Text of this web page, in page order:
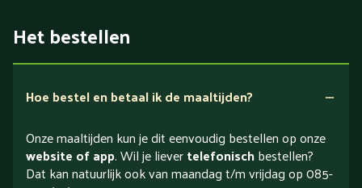
Het bestellen
Hoe bestel en betaal ik de maaltijden?
Onze maaltijden kun je dit eenvoudig bestellen op onze
website of app. Wil je lievertelefonischbestellen?
Dat kan natuurlijk ook van maandag t/m vrijdag op 085-